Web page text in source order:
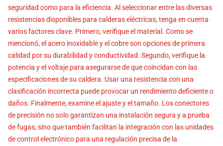
seguridad como para la eficiencia. Al seleccionar entre las diversas
resistencias disponibles para calderas eléctricas, tenga en cuenta
varios factores clave. Primero, verifique el material. Como se
mencionó, el acero inoxidable y el cobre son opciones de primera
calidad por su durabilidad y conductividad. Segundo, verifique la
potencia y el voltaje para asegurarse de que coincidan con las
especificaciones de su caldera. Usar una resistencia con una
clasificación incorrecta puede provocar un rendimiento deficiente o
daños. Finalmente, examine el ajuste y el tamaño. Los conectores
de precisión no solo garantizan una instalación segura y a prueba
de fugas, sino que también facilitan la integración con las unidades
de control electrónico para una regulación precisa de la